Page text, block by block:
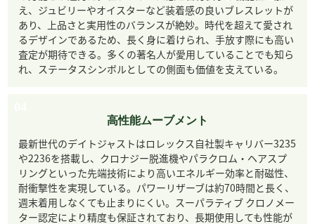
え、ジュビリーやオイスターなど装着感の良いブレスレットが
あり、上品さと実用性のバランスが絶妙。時代を超えて愛され
るデザインであるため、長く身に着けられ、手放す際にも高い
査定が期待できる。多くの著名人が愛用していることでも知ら
れ、ステータスシンボルとしての側面も価値を支えている。
高性能ムーブメント
最新世代のデイトジャストはロレックス自社製キャリバー3235
や2236を搭載し、クロナジー脱進機やパラクロム・ヘアスプ
リングといった先端技術により高いエネルギー効率と耐磁性、
耐衝撃性を実現している。パワーリザーブは約70時間と長く、
週末着用しなくても止まりにくい。スーパラティブ クロノメー
ター認定により精度も保証されており、長期使用しても性能が